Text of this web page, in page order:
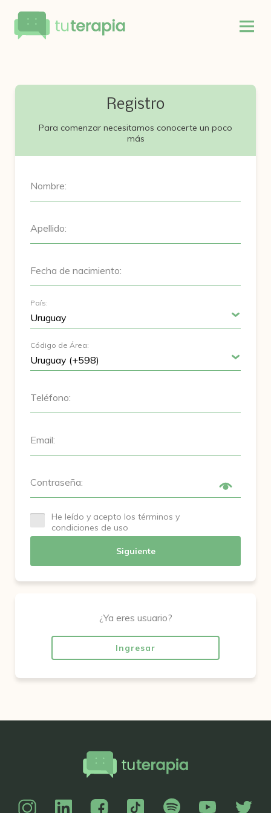
Registro
Para comenzar necesitamos conocerte un poco
más
Nombre:
Apellido:
Fecha de nacimiento:
País:
Código de Área:
Teléfono:
Email:
Contraseña:
He leído y acepto los términos y
condiciones de uso
Siguiente
¿Ya eres usuario?
Ingresar